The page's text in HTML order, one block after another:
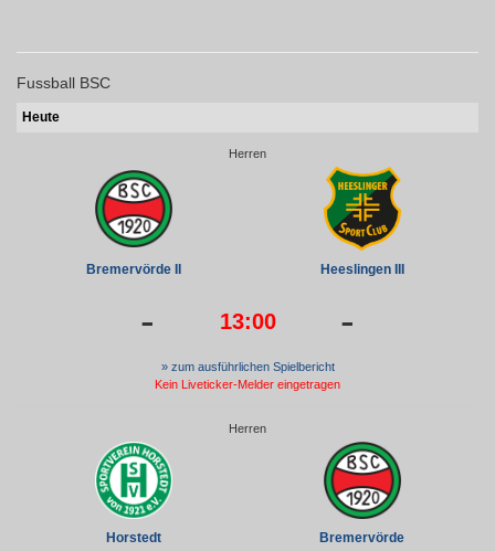
Fussball BSC
Heute
Herren
Bremervörde II Heeslingen III
- 13:00 -
» zum ausführlichen Spielbericht
Kein Liveticker-Melder eingetragen
Herren
Horstedt Bremervörde